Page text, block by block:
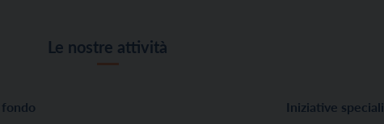
Le nostre attività
Iniziative speciali